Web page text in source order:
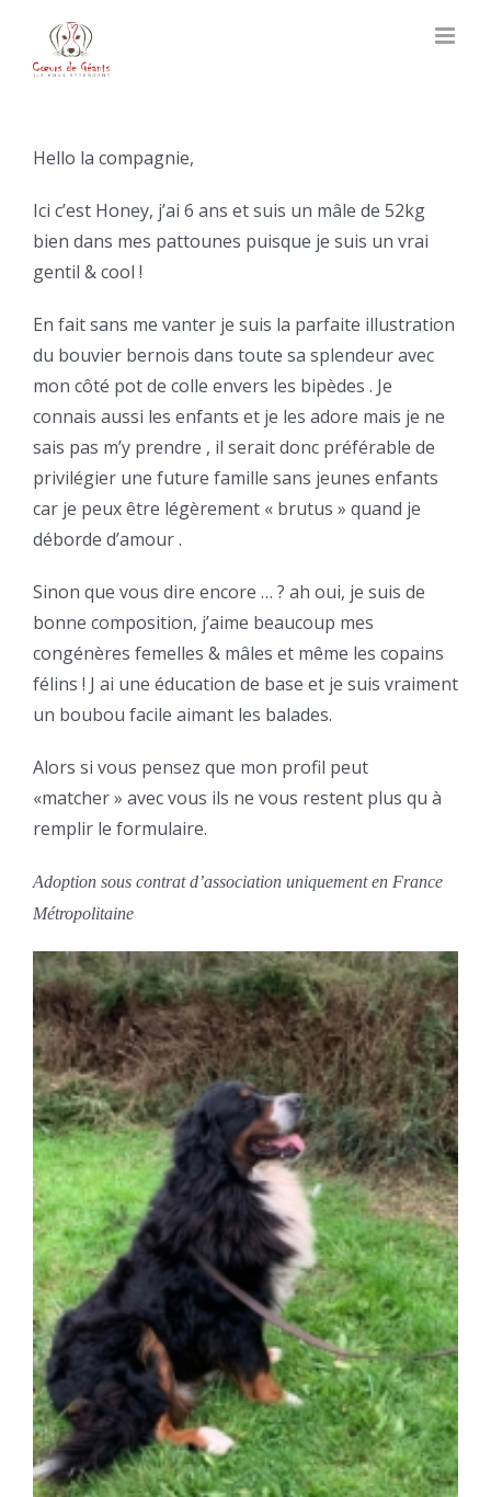
content
Hello la compagnie,
Ici c’est Honey, j’ai 6 ans et suis un mâle de 52kg
bien dans mes pattounes puisque je suis un vrai
gentil & cool !
En fait sans me vanter je suis la parfaite illustration
du bouvier bernois dans toute sa splendeur avec
mon côté pot de colle envers les bipèdes . Je
connais aussi les enfants et je les adore mais je ne
sais pas m’y prendre , il serait donc préférable de
privilégier une future famille sans jeunes enfants
car je peux être légèrement « brutus » quand je
déborde d’amour .
Sinon que vous dire encore … ? ah oui, je suis de
bonne composition, j’aime beaucoup mes
congénères femelles & mâles et même les copains
félins ! J ai une éducation de base et je suis vraiment
un boubou facile aimant les balades.
Alors si vous pensez que mon profil peut
«matcher » avec vous ils ne vous restent plus qu à
remplir le formulaire.
Adoption sous contrat d’association uniquement en France
Métropolitaine